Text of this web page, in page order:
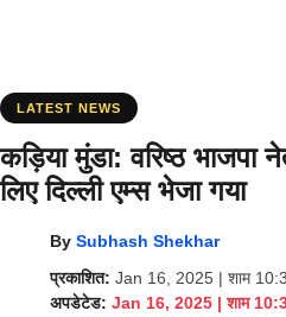
LATEST NEWS
कड़िया मुंडा: वरिष्ठ भाजपा
लिए दिल्ली एम्स भेजा गया
By Subhash Shekhar
प्रकाशित: Jan 16, 2025 | शाम
अपडेटेड: Jan 16, 2025 | शाम